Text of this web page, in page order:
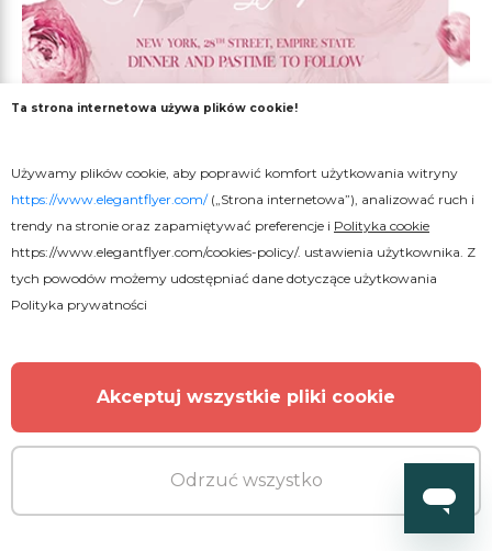
Ślub
Ta strona internetowa używa plików cookie!
Używamy plików cookie, aby poprawić komfort użytkowania witryny
https://www.elegantflyer.com/(„Strona internetowa”), analizować ruch i
trendy na stronie oraz zapamiętywać preferencje i Polityka cookie
https://www.elegantflyer.com/cookies-policy/. ustawienia użytkownika. Z
tych powodów możemy udostępniać dane dotyczące użytkowania
Polityka prywatności
Akceptuj wszystkie pliki cookie
Odrzuć wszystko